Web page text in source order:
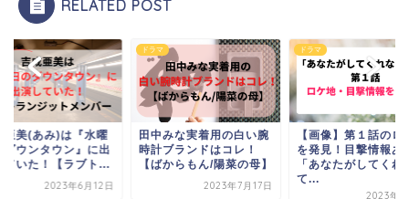
RELATED POST
みな実着用の白い腕
ブランドはコレ！
からもん/陽菜の母】
2023年7月17日
ドラマ
【画像】第１話のロケ地
を発見！目撃情報あり
「あなたがしてくれなく
ドラマ
吉成亜美(あみ)は『
日のダウンタウン』
演していた！【ラブ